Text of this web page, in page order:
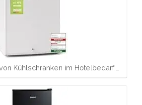
Kühlschränken im Hotelbedarf:…